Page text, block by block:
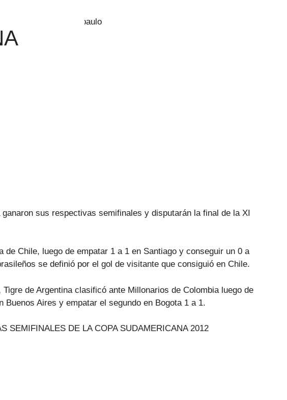
sus respectivas semifinales y disputarán la final de la XI
de Chile, luego de empatar 1 a 1 en Santiago y conseguir un 0 a
se definió por el gol de visitante que consiguió en Chile.
de Argentina clasificó ante Millonarios de Colombia luego de
Aires y empatar el segundo en Bogota 1 a 1.
SEMIFINALES DE LA COPA SUDAMERICANA 2012